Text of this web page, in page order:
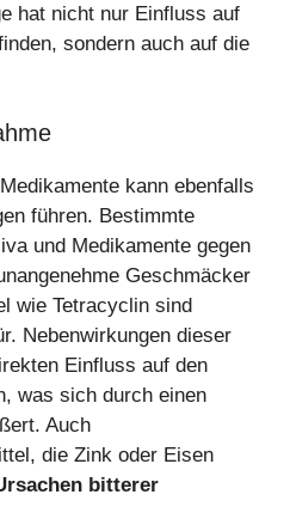
hat nicht nur Einfluss auf
sondern auch auf die
kann ebenfalls
führen. Bestimmte
und Medikamente gegen
Geschmäcker
wie Tetracyclin sind
Nebenwirkungen dieser
Einfluss auf den
was sich durch einen
Auch
die Zink oder Eisen
bitterer